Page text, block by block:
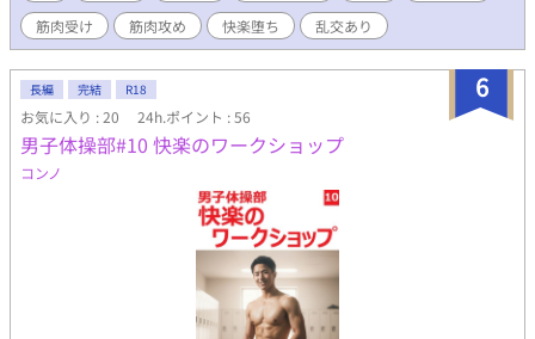
マッサージ」もぜひ！】
る。見られている。自分の陰茎が、客たちの前でゆっくりと硬く
なっていくのを、藤政は止められなかった。それが、始まりだっ
た。 部活の先輩たちに開発された身体は、すでに男の快楽を知
っていた。しかし、これは違う。知らない男たちに、ただ見られ
るだけで、陰茎がビクビクと反応してしまう。タオルをわざと緩
く巻き、隙間から覗かせる。熱波を仰ぐたびに股間が揺れ、客た
ちの視線が肌を焼くように熱い。浴場で脚を広げ、半勃起を晒す
のも習慣になった。「見て…俺のチンポ、もっと見て…」 そん
なある日、湯船に現れたのは、春に卒業したばかりのOB・松谷貴
晃。憧れの先輩に、半勃起を晒したまま見つめられ、藤政の理性
は崩壊寸前。パーソナルトレーニングの予約が入り、窓際のスタ
ジオで松谷に犯される。向かいのオフィスビルから丸見えの場所
で、鏡に映る自分の淫らな姿を見ながら、藤政は初めてのケツイ
キに達した。さらに松谷は、韮川悠人を連れてサウナに現れる。
閉店間際のサウナ室で、藤政は先輩二人に挟まれ、客たちの視線
筋肉受け 筋肉攻め 快楽堕ち 乱交あり
6
長編 完結 R18
お気に入り : 20 24h.ポイント : 56
男子体操部#10 快楽のワークショップ
コンノ